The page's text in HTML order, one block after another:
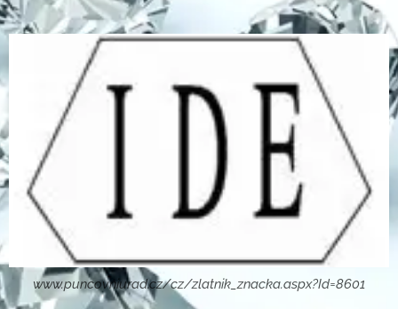
www.puncovniurad.cz/cz/zlatnik_znacka.aspx?Id=8601